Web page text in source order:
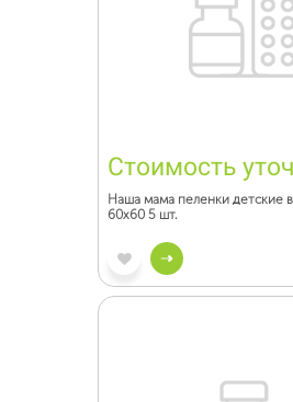
Стоимость
Наша мама пеленки детские
60х60 5 шт.